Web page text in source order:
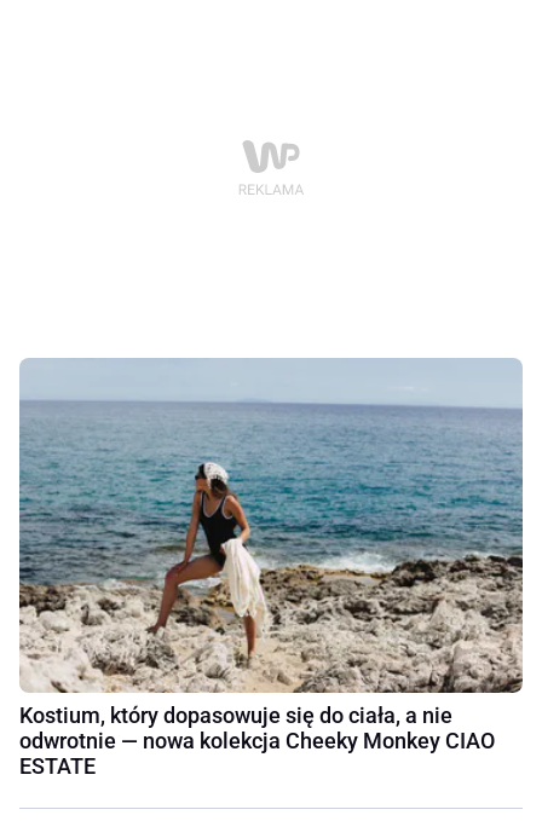
Kostium, który dopasowuje się do ciała, a nie
odwrotnie — nowa kolekcja Cheeky Monkey CIAO
ESTATE